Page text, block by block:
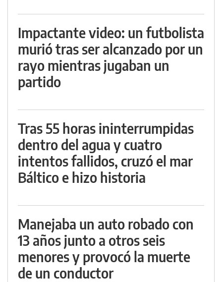
Impactante video: un futbolista
murió tras ser alcanzado por un
rayo mientras jugaban un
partido
Tras 55 horas ininterrumpidas
dentro del agua y cuatro
intentos fallidos, cruzó el mar
Báltico e hizo historia
Manejaba un auto robado con
13 años junto a otros seis
menores y provocó la muerte
de un conductor